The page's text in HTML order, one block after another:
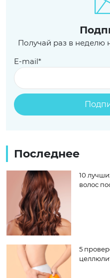
Получай раз в неделю
E-mail*
Последнее
10
волос
5